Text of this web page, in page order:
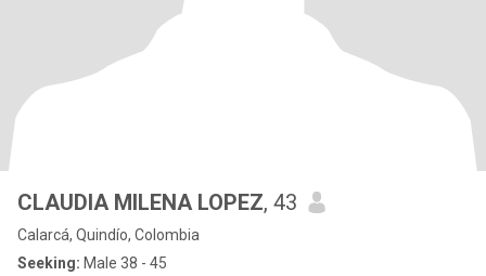
CLAUDIA MILENA LOPEZ, 43
Calarcá, Quindío, Colombia
Seeking: Male 38 - 45